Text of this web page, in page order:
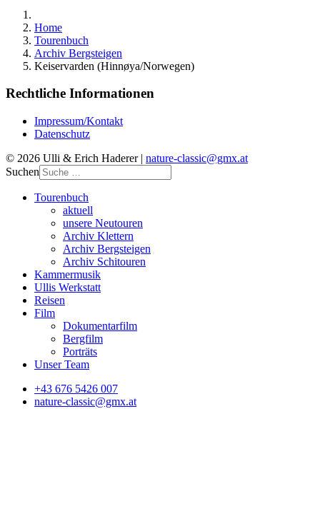
Home
Tourenbuch
Archiv Bergsteigen
Keiservarden (Hinnøya/Norwegen)
Rechtliche Informationen
Impressum/Kontakt
Datenschutz
© 2026 Ulli & Erich Haderer | nature-classic@gmx.at
Suchen
Tourenbuch
aktuell
unsere Neutouren
Archiv Klettern
Archiv Bergsteigen
Archiv Schitouren
Kammermusik
Ullis Werkstatt
Reisen
Film
Dokumentarfilm
Bergfilm
Porträts
Unser Team
+43 676 5426 007
nature-classic@gmx.at